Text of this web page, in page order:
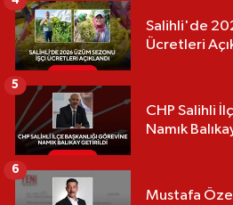
Salihli'de
Ücretleri
CHP Salihli
Namık
5
Mustafa
6